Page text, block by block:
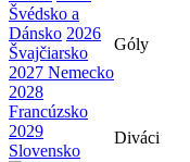
Švédsko a
Dánsko 2026
Švajčiarsko
2027 Nemecko
2028
Francúzsko
2029
Slovensko
Góly
Diváci